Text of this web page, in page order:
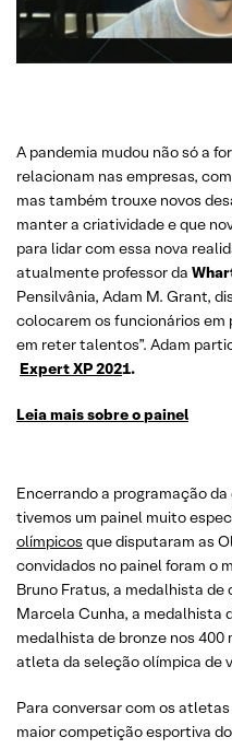
A pandemia mudou não só a
relacionam nas empresas,
mas também trouxe novos
manter a criatividade e que
para lidar com essa nova
atualmente professor da
Pensilvânia, Adam M. Grant,
colocarem os funcionários
em reter talentos”. Adam
Expert XP 2021.
Leia mais sobre opainel
Encerrando a programação da
tivemos um painel muito
olímpicos que disputaram as
convidados no painel foram o
Bruno Fratus, a medalhista
Marcela Cunha, a medalhista
medalhista de bronze nos 400
atleta da seleção olímpica de
Para conversar com os
maior competição esportiva